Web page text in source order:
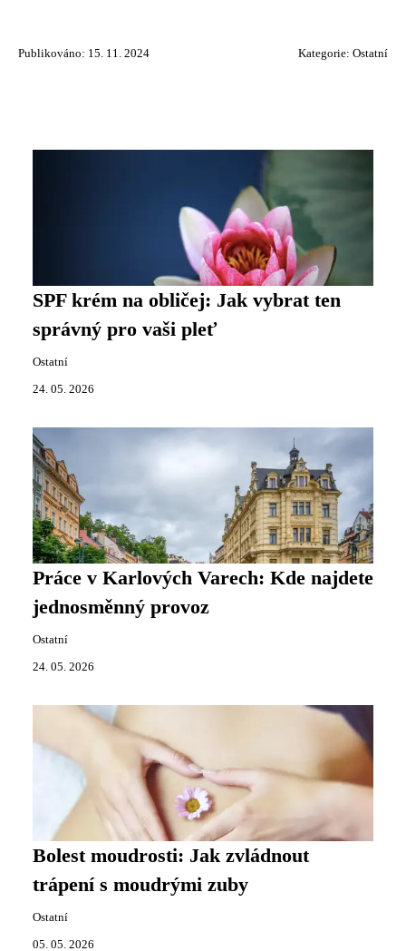
Publikováno: 15. 11. 2024 Kategorie: Ostatní
SPF krém na obličej: Jak vybrat ten
správný pro vaši pleť
Ostatní
24. 05. 2026
Práce v Karlových Varech: Kde najdete
jednosměnný provoz
Ostatní
24. 05. 2026
Bolest moudrosti: Jak zvládnout
trápení s moudrými zuby
Ostatní
05. 05. 2026